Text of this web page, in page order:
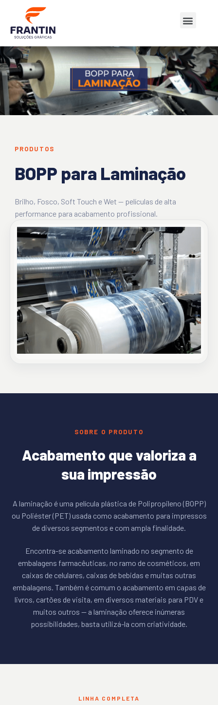
PRODUTOS
BOPP para Laminação
Brilho, Fosco, Soft Touch e Wet — películas de alta
performance para acabamento profissional.
SOBRE O PRODUTO
Acabamento que valoriza a
sua impressão
A laminação é uma película plástica de Polipropileno (BOPP)
ou Poliéster (PET) usada como acabamento para impressos
de diversos segmentos e com ampla finalidade.
Encontra-se acabamento laminado no segmento de
embalagens farmacêuticas, no ramo de cosméticos, em
caixas de celulares, caixas de bebidas e muitas outras
embalagens. Também é comum o acabamento em capas de
livros, cartões de visita, em diversos materiais para PDV e
muitos outros — a laminação oferece inúmeras
possibilidades, basta utilizá-la com criatividade.
LINHA COMPLETA